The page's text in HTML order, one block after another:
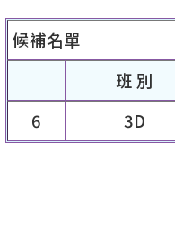
候補名單
班 別
6
3D